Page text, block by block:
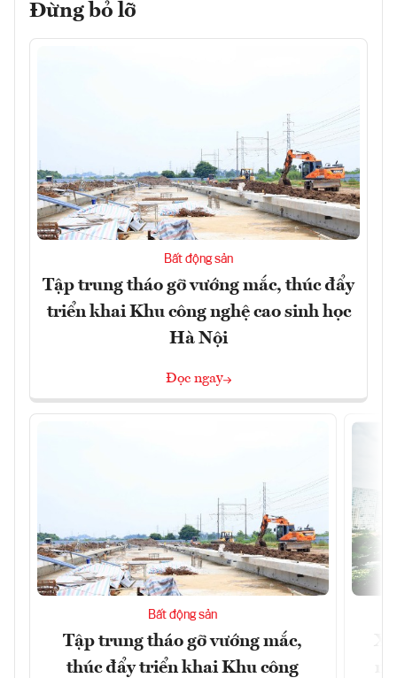
Đừng bỏ lỡ
Bất động sản
Tập trung tháo gỡ vướng mắc, thúc đẩy
triển khai Khu công nghệ cao sinh học
Hà Nội
Đọc ngay
Bất động sản
Tập trung tháo gỡ vướng mắc,
thúc đẩy triển khai Khu công